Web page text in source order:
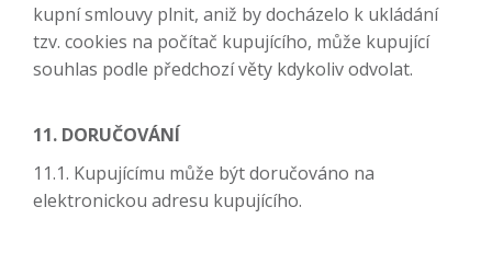
kupní smlouvy plnit, aniž by docházelo k ukládání
tzv. cookies na počítač kupujícího, může kupující
souhlas podle předchozí věty kdykoliv odvolat.
11. DORUČOVÁNÍ
11.1. Kupujícímu může být doručováno na
elektronickou adresu kupujícího.